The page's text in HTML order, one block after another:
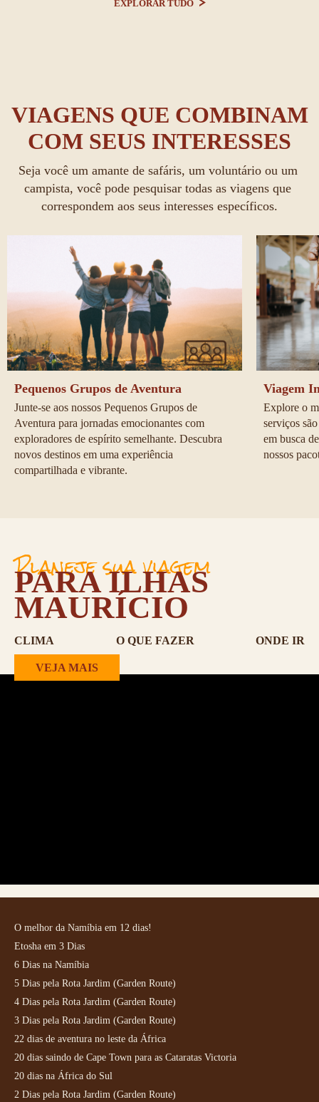
EXPLORAR TUDO
VIAGENS QUE COMBINAM
COM SEUS INTERESSES
Seja você um amante de safáris, um voluntário ou um
campista, você pode pesquisar todas as viagens que
correspondem aos seus interesses específicos.
Pequenos Grupos de Aventura
Junte-se aos nossos Pequenos Grupos de
Aventura para jornadas emocionantes com
exploradores de espírito semelhante. Descubra
novos destinos em uma experiência
compartilhada e vibrante.
Viagem
Explore o
serviços
em busca
nossos
Planeje sua viagem
PARA ILHAS
MAURÍCIO
CLIMA O QUE FAZER ONDE IR
VEJA MAIS
O melhor da Namíbia em 12 dias!
Etosha em 3 Dias
6 Dias na Namíbia
5 Dias pela Rota Jardim (Garden Route)
4 Dias pela Rota Jardim (Garden Route)
3 Dias pela Rota Jardim (Garden Route)
22 dias de aventura no leste da África
20 dias saindo de Cape Town para as Cataratas Victoria
20 dias na África do Sul
2 Dias pela Rota Jardim (Garden Route)